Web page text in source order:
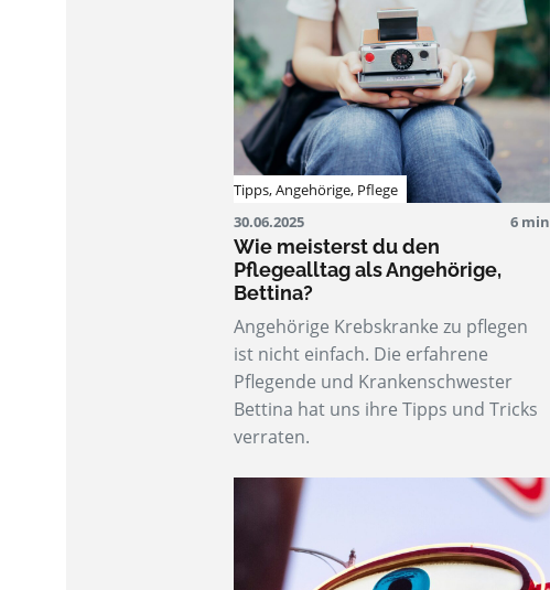
Tipps,Angehörige, Pflege
30.06.2025
6 min
Wie meisterst du den
Pflegealltag als Angehörige,
Bettina?
Angehörige Krebskranke zu pflegen
ist nicht einfach. Die erfahrene
Pflegende und Krankenschwester
Bettina hat uns ihre Tipps und Tricks
verraten.